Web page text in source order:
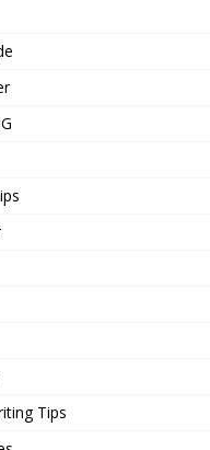
Tips